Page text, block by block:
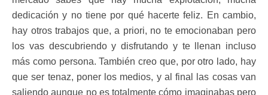
dedicación y no tiene por qué hacerte feliz. En cambio,
hay otros trabajos que, a priori, no te emocionaban pero
los vas descubriendo y disfrutando y te llenan incluso
más como persona. También creo que, por otro lado, hay
que ser tenaz, poner los medios, y al final las cosas van
saliendo aunque no es totalmente cómo imaginabas pero